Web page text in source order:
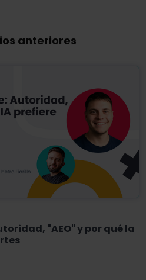
anteriores
"AEO" y por qué la